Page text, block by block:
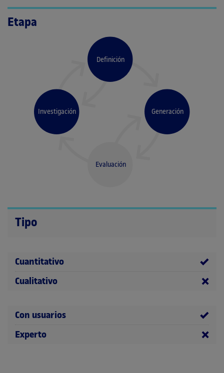
Etapa
Investigación
Definición
Generación
Evaluación
Tipo
Cuantitativo
Cualitativo
Con usuarios
Experto